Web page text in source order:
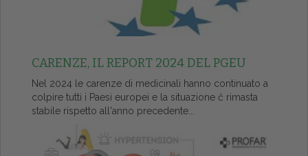
CARENZE, IL REPORT 2024 DEL PGEU
Nel 2024 le carenze di medicinali hanno continuato a
colpire tutti i Paesi europei e la situazione č rimasta
stabile rispetto all'anno precedente...